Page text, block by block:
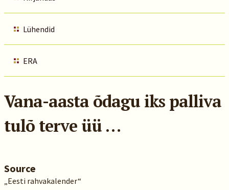
Lühendid
ERA
Vana-aasta õdagu iks palliva
tulõ terve üü …
Source
„Eesti rahvakalender“